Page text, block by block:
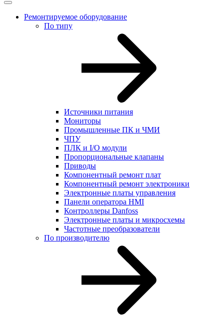
Ремонтируемое оборудование
По типу
Источники питания
Мониторы
Промышленные ПК и ЧМИ
ЧПУ
ПЛК и I/O модули
Пропорциональные клапаны
Приводы
Компонентный ремонт плат
Компонентный ремонт электроники
Электронные платы управления
Панели оператора HMI
Контроллеры Danfoss
Электронные платы и микросхемы
Частотные преобразователи
По производителю